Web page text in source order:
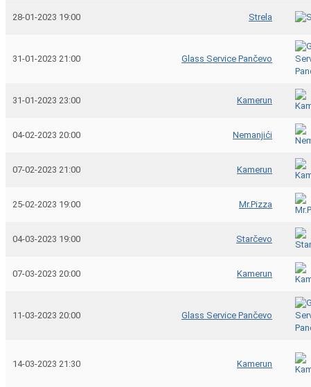
28-01-2023 19:00 Strela
31-01-2023 21:00 Glass Service Pančevo
31-01-2023 23:00 Kamerun
04-02-2023 20:00 Nemanjići
07-02-2023 21:00 Kamerun
25-02-2023 19:00 Mr.Pizza
04-03-2023 19:00 Starčevo
07-03-2023 20:00 Kamerun
11-03-2023 20:00 Glass Service Pančevo
14-03-2023 21:30 Kamerun